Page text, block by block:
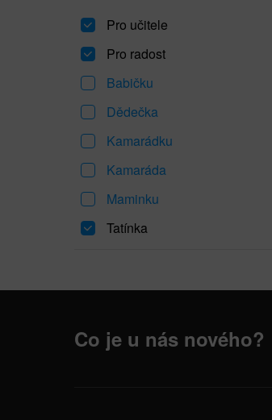
Pro učitele
Pro radost
Babičku
Dědečka
Kamarádku
Kamaráda
Maminku
Tatínka
Co je u nás nového?